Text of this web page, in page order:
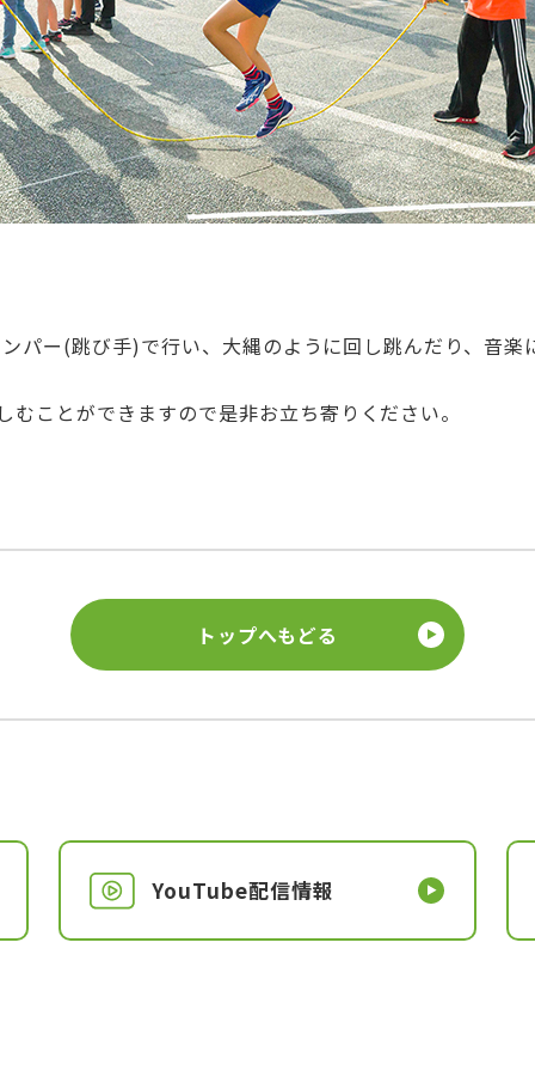
パー(跳び手)で行い、大縄のように回し跳んだり、音
ことができますので是非お立ち寄りください。
トップへもどる
YouTube配信情報